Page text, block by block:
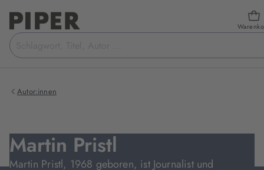
Suchbegriff
eingeben
Autor:innen
Martin Pristl
Martin Pristl, 1968 geboren, ist Journalist und